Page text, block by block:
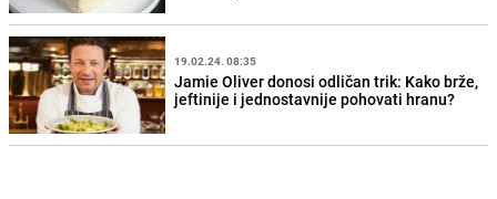
19.02.24. 08:35
Jamie Oliver donosi odličan trik: Kako brže,
jeftinije i jednostavnije pohovati hranu?